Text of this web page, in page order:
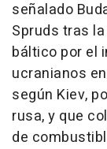
señalado
Spruds tras
báltico por el
ucranianos
según Kiev,
rusa, y que
de